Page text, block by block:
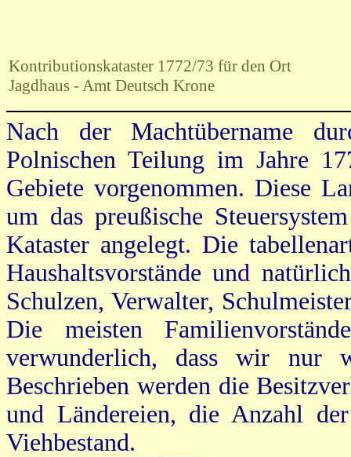
Kontributionskataster 1772/73 für den Ort
Jagdhaus - Amt Deutsch Krone
Nach der Machtübername
Polnischen Teilung im Jahre
Gebiete vorgenommen. Diese
um das preußische
Kataster angelegt. Die
Haushaltsvorstände und
Schulzen, Verwalter,
Die meisten
verwunderlich, dass wir nur
Beschrieben werden die
und Ländereien, die Anzahl
Viehbestand.